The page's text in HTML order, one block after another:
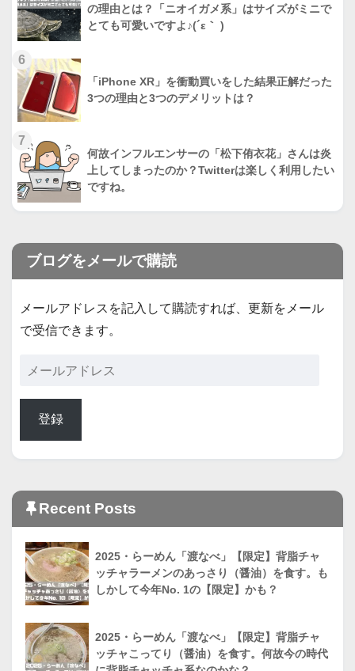
の理由とは？「ニオイガメ系」はサイズがミニで
とても可愛いですよ♪(´ε｀ )
6
「iPhone XR」を衝動買いをした結果正解だった
3つの理由と3つのデメリットは？
7
何故インフルエンサーの「松下侑衣花」さんは炎
上してしまったのか？Twitterは楽しく利用したい
ですね。
ブログをメールで購読
メールアドレスを記入して購読すれば、更新をメール
で受信できます。
登録
Recent Posts
2025・らーめん「渡なべ」【限定】背脂チャ
ッチャラーメンのあっさり（醤油）を食す。も
しかして今年No. 1の【限定】かも？
2025・らーめん「渡なべ」【限定】背脂チャ
ッチャこってり（醤油）を食す。何故今の時代